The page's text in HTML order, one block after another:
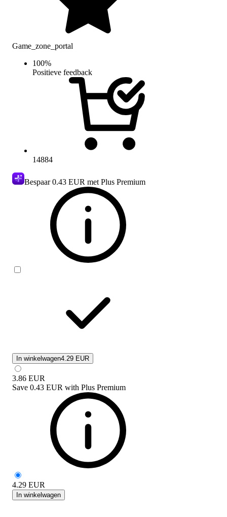
Game_zone_portal
100%
Positieve feedback
14884
Bespaar0.43 EUR met Plus Premium
In winkelwagen4.29 EUR
3.86 EUR
Save 0.43 EUR with Plus Premium
4.29 EUR
In winkelwagen